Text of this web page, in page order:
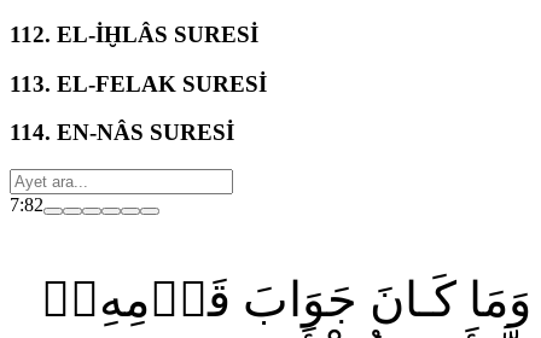
112. EL-İḪLÂS SURESİ
113. EL-FELAK SURESİ
114. EN-NÂS SURESİ
7:82
وَمَا كَـانَ جَوَابَ قَوۡمِهِۦٓ